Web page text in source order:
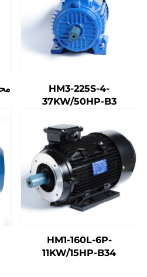
HM3-225S-4-
37KW/50HP-B3
HM1-160L-6P-
11KW/15HP-B34